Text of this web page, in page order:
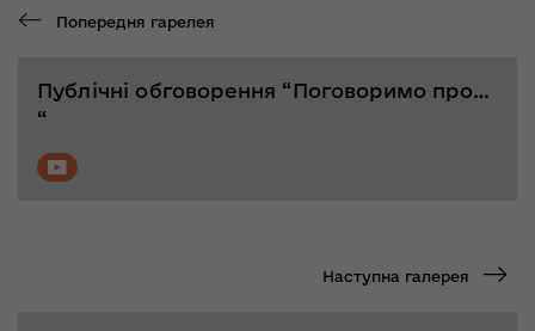
Попередня гарелея
Публічні обговорення “Поговоримо про…
“
Наступна галерея